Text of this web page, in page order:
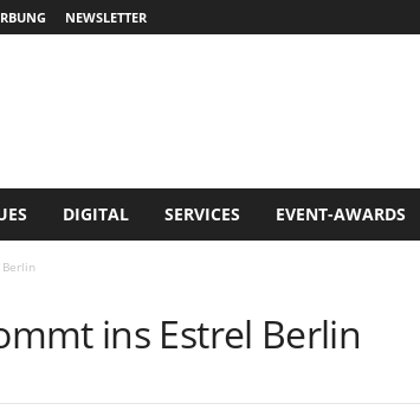
NEWSLETTER
DIGITAL SERVICES EVENT-AWARDS
ins Estrel Berlin